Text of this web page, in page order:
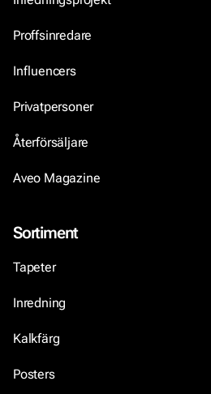
Proffsinredare
Influencers
Privatpersoner
Återförsäljare
Aveo Magazine
Sortiment
Tapeter
Inredning
Kalkfärg
Posters